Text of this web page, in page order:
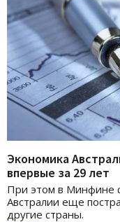
Экономика
впервые за 29 лет
При этом в Минфине
Австралии еще
другие страны.